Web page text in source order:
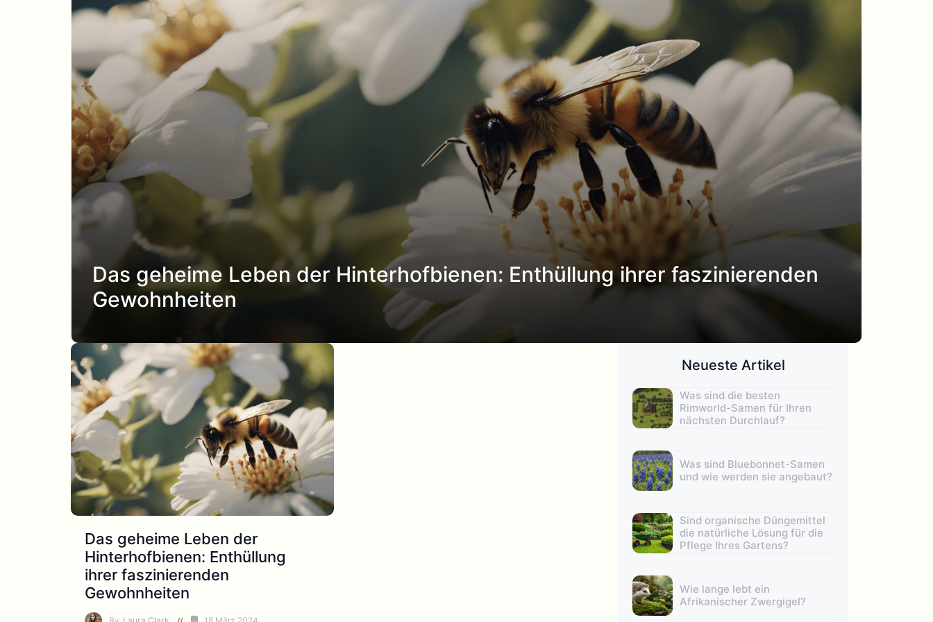
Das geheime Leben der Hinterhofbienen: Enthüllung ihrer faszinierenden
Gewohnheiten
Das geheime Leben der
Hinterhofbienen: Enthüllung
ihrer faszinierenden
Gewohnheiten
Neueste Artikel
Was sind die besten
Rimworld-Samen für Ihren
nächsten Durchlauf?
Was sind Bluebonnet-Samen
und wie werden sie angebaut?
Sind organische Düngemittel
die natürliche Lösung für die
Pflege Ihres Gartens?
Wie lange lebt ein
Afrikanischer Zwergigel?